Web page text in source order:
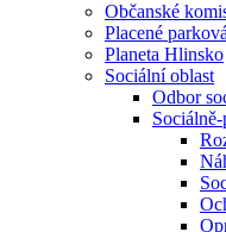
Občanské
Placené
Planeta Hlinsko
Sociální oblast
Odbor